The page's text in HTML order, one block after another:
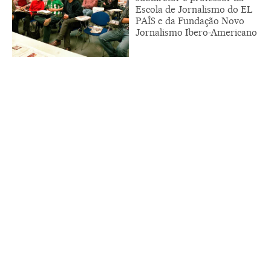
Escola de Jornalismo do EL
PAÍS e da Fundação Novo
Jornalismo Ibero-Americano